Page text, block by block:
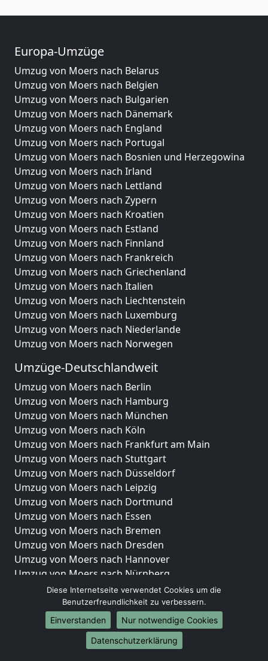
Europa-Umzüge
Umzug von Moers nach Belarus
Umzug von Moers nach Belgien
Umzug von Moers nach Bulgarien
Umzug von Moers nach Dänemark
Umzug von Moers nach England
Umzug von Moers nach Portugal
Umzug von Moers nach Bosnien und Herzegowina
Umzug von Moers nach Irland
Umzug von Moers nach Lettland
Umzug von Moers nach Zypern
Umzug von Moers nach Kroatien
Umzug von Moers nach Estland
Umzug von Moers nach Finnland
Umzug von Moers nach Frankreich
Umzug von Moers nach Griechenland
Umzug von Moers nach Italien
Umzug von Moers nach Liechtenstein
Umzug von Moers nach Luxemburg
Umzug von Moers nach Niederlande
Umzug von Moers nach Norwegen
Umzüge-Deutschlandweit
Umzug von Moers nach Berlin
Umzug von Moers nach Hamburg
Umzug von Moers nach München
Umzug von Moers nach Köln
Umzug von Moers nach Frankfurt am Main
Umzug von Moers nach Stuttgart
Umzug von Moers nach Düsseldorf
Umzug von Moers nach Leipzig
Umzug von Moers nach Dortmund
Umzug von Moers nach Essen
Umzug von Moers nach Bremen
Umzug von Moers nach Dresden
Umzug von Moers nach Hannover
Umzug von Moers nach Nürnberg
Umzug von Moers nach Duisburg
Umzug von Moers nach Bochum
Umzug von Moers nach Wuppertal
Umzug von Moers nach Bielefeld
Umzug von Moers nach Bonn
Diese Internetseite verwendet Cookies um die
Benutzerfreundlichkeit zu verbessern.
Einverstanden
Nur notwendige Cookies
Datenschutzerklärung